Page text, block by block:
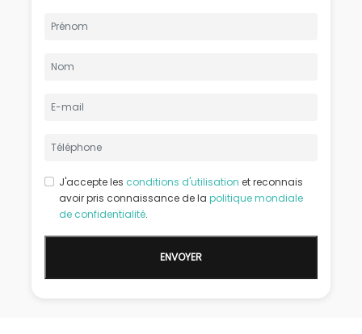
J'accepte les conditions d'utilisation et reconnais
avoir pris connaissance de la politique mondiale
de confidentialité.